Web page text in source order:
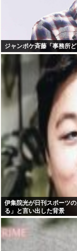
ジャンポケ斉藤「事務所
伊集院光が日刊スポーツ
る」と言い出した背景